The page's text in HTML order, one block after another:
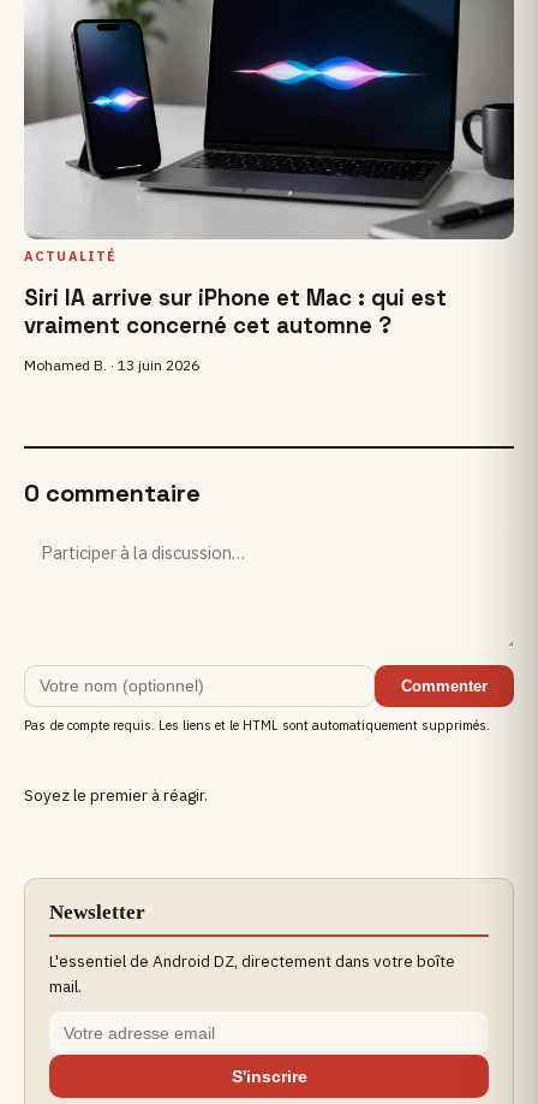
ACTUALITÉ
Siri IA arrive sur iPhone et Mac : qui est
vraiment concerné cet automne ?
Mohamed B. ·13 juin 2026
0 commentaire
Commenter
Pas de compte requis. Les liens et le HTML sont automatiquement supprimés.
Soyez le premier à réagir.
Newsletter
L'essentiel de Android DZ, directement dans votre boîte
mail.
S'inscrire